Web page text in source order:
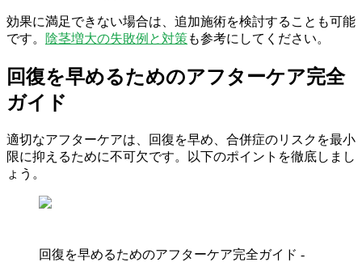
効果に満足できない場合は、追加施術を検討することも可能
です。
陰茎増大の失敗例と対策も参考にしてください。
回復を早めるためのアフターケア完全
ガイド
適切なアフターケアは、回復を早め、合併症のリスクを最小
限に抑えるために不可欠です。以下のポイントを徹底しまし
ょう。
回復を早めるためのアフターケア完全ガイド -